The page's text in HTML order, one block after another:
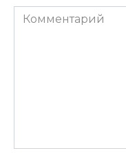
Комментарий